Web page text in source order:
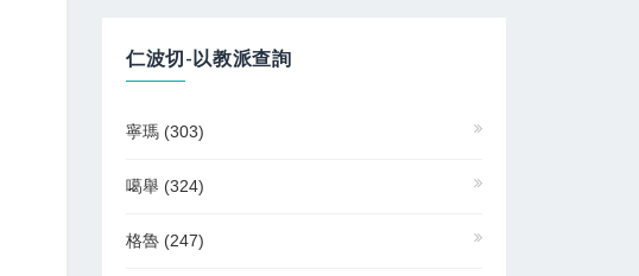
仁波切-以教派查詢
寧瑪 (303)
噶舉 (324)
格魯 (247)